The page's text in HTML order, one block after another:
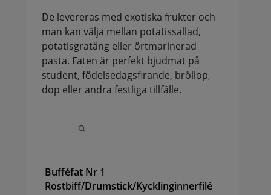
De levereras med exotiska frukter och
man kan välja mellan potatissallad,
potatisgratäng eller örtmarinerad
pasta. Faten är perfekt bjudmat på
student, födelsedagsfirande, bröllop,
dop eller andra festliga tillfälle.
Bufféfat Nr 1
Rostbiff/Drumstick/Kycklinginnerfilé